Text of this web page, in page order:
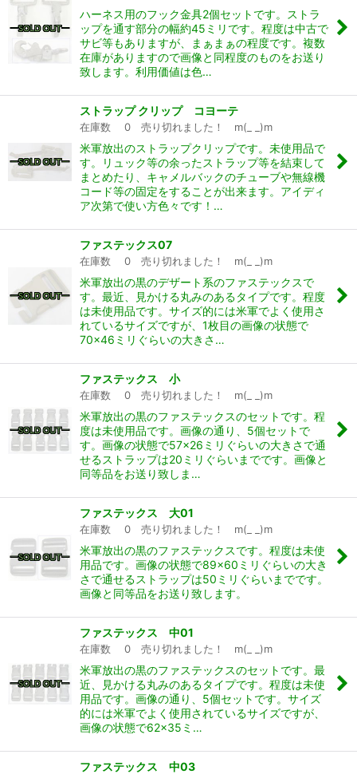
ハーネス用のフック金具2個セットです。ストラ
ップを通す部分の幅約45ミリです。程度は中古で
サビ等もありますが、まぁまぁの程度です。複数
在庫がありますので画像と同程度のものをお送り
致します。利用価値は色…
ストラップ クリップ コヨーテ
在庫数 0 売り切れました！ m(_ _)m
米軍放出のストラップクリップです。未使用品で
す。リュック等の余ったストラップ等を結束して
まとめたり、キャメルバックのチューブや無線機
コード等の固定をすることが出来ます。アイディ
ア次第で使い方色々です！…
ファステックス07
在庫数 0 売り切れました！ m(_ _)m
米軍放出の黒のデザート系のファステックスで
す。最近、見かける丸みのあるタイプです。程度
は未使用品です。サイズ的には米軍でよく使用さ
れているサイズですが、1枚目の画像の状態で
70×46ミリぐらいの大きさ…
ファステックス 小
在庫数 0 売り切れました！ m(_ _)m
米軍放出の黒のファステックスのセットです。程
度は未使用品です。画像の通り、5個セットで
す。画像の状態で57×26ミリぐらいの大きさで通
せるストラップは20ミリぐらいまでです。画像と
同等品をお送り致しま…
ファステックス 大01
在庫数 0 売り切れました！ m(_ _)m
米軍放出の黒のファステックスです。程度は未使
用品です。画像の状態で89×60ミリぐらいの大き
さで通せるストラップは50ミリぐらいまでです。
画像と同等品をお送り致します。
ファステックス 中01
在庫数 0 売り切れました！ m(_ _)m
米軍放出の黒のファステックスのセットです。最
近、見かける丸みのあるタイプです。程度は未使
用品です。画像の通り、5個セットです。サイズ
的には米軍でよく使用されているサイズですが、
画像の状態で62×35ミ…
ファステックス 中03